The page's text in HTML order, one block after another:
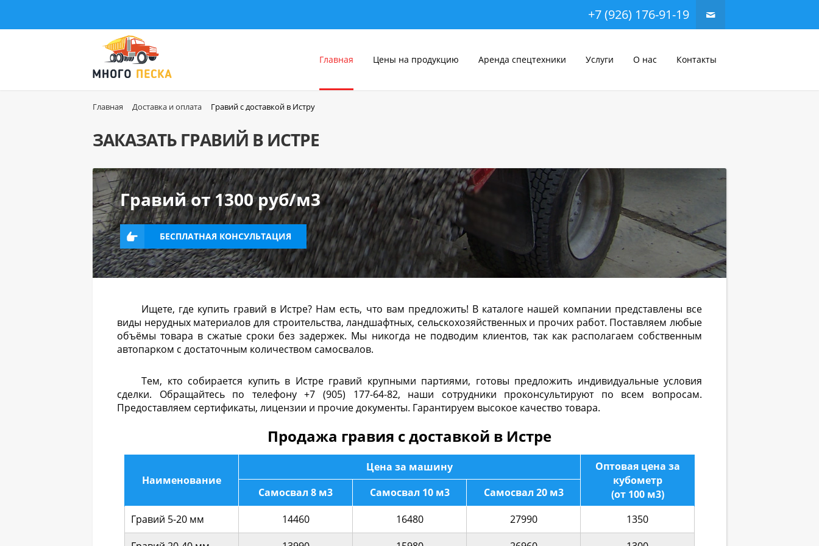
+7 (926) 176-91-19
Главная Цены на продукцию Аренда спецтехники Услуги О нас Контакты
Песок
Щебень
Грунт
Керамзит
Аренда спецтехники
Вывоз мусора
Разработка котлованов
Контакты
Главная Доставка и оплата Гравий с доставкой в Истру
ЗАКАЗАТЬ ГРАВИЙ В ИСТРЕ
Гравий от 1300 руб/м3
БЕСПЛАТНАЯ КОНСУЛЬТАЦИЯ
Ищете, где купить гравий в Истре? Нам есть, что вам предложить! В каталоге нашей компании представлены все
виды нерудных материалов для строительства, ландшафтных, сельскохозяйственных и прочих работ. Поставляем любые
объёмы товара в сжатые сроки без задержек. Мы никогда не подводим клиентов, так как располагаем собственным
автопарком с достаточным количеством самосвалов.
Тем, кто собирается купить в Истре гравий крупными партиями, готовы предложить индивидуальные условия
сделки. Обращайтесь по телефону +7 (905) 177-64-82, наши сотрудники проконсультируют по всем вопросам.
Предоставляем сертификаты, лицензии и прочие документы. Гарантируем высокое качество товара.
Продажа гравия с доставкой в Истре
Наименование
Цена за машину
Оптовая цена за
кубометр
(от 100 м3)
Самосвал 8 м3 Самосвал 10 м3
Самосвал 20 м3
Гравий 5-20 мм
14460 16480 27990
1350